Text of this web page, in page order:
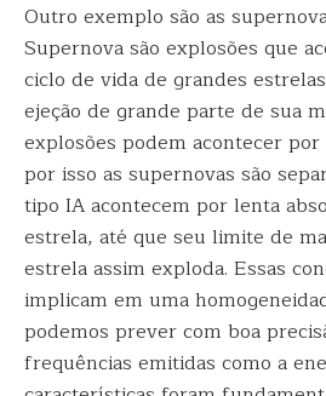
Outro exemplo são as
Supernova são explosões que
ciclo de vida de grandes
ejeção de grande parte de sua
explosões podem acontecer
por isso as supernovas são
tipo IA acontecem por lenta
estrela, até que seu limite de
estrela assim exploda. Essas
implicam em uma
podemos prever com boa
frequências emitidas como a